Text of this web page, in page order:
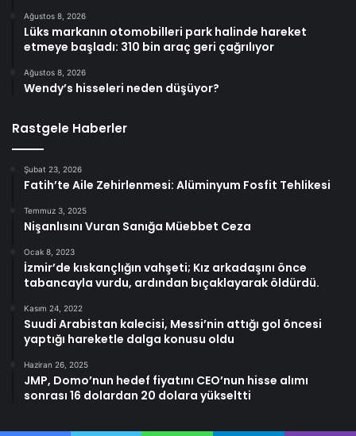
Ağustos 8, 2026
Lüks markanın otomobilleri park halinde hareket
etmeye başladı: 310 bin araç geri çağrılıyor
Ağustos 8, 2026
Wendy’s hisseleri neden düşüyor?
Rastgele Haberler
Şubat 23, 2026
Fatih’te Aile Zehirlenmesi: Alüminyum Fosfit Tehlikesi
Temmuz 3, 2025
Nişanlısını Vuran Sanığa Müebbet Ceza
Ocak 8, 2023
İzmir’de kıskançlığın vahşeti; Kız arkadaşını önce
tabancayla vurdu, ardından bıçaklayarak öldürdü.
Kasım 24, 2022
Suudi Arabistan kalecisi, Messi’nin attığı gol öncesi
yaptığı hareketle dalga konusu oldu
Haziran 26, 2025
JMP, Domo’nun hedef fiyatını CEO’nun hisse alımı
sonrası 16 dolardan 20 dolara yükseltti